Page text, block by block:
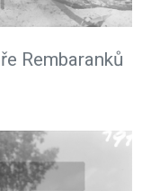
Rembaranků